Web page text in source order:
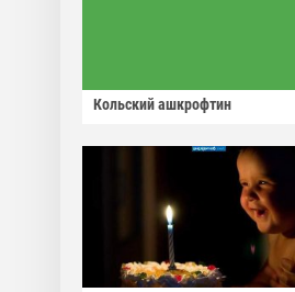
Кольский ашкрофтин